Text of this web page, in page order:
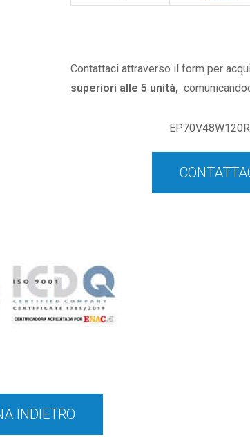
Contattaci attraverso il form per
superiori alle 5 unità,
INDIETRO